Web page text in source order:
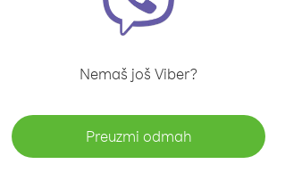
Nemaš još Viber?
Preuzmi odmah